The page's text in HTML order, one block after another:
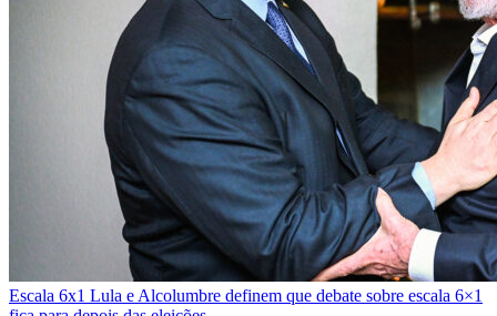
Escala 6x1 Lula e Alcolumbre definem que debate sobre escala 6×1